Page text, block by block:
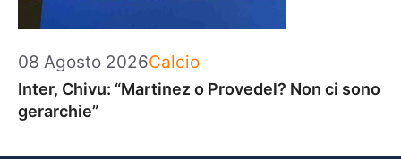
08 Agosto 2026Categorie
Calcio
Inter, Chivu: “Martinez o Provedel? Non ci sono
gerarchie”